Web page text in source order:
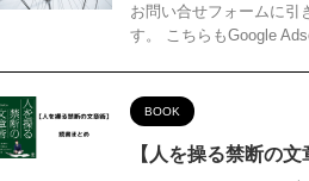
お問い合せフォームに引
す。 こちらもGoogle
BOOK
【人を操る禁断の